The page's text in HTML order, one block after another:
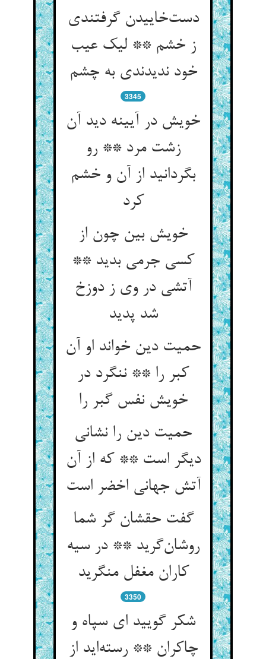
دست‌‌خاییدن گرفتندی
ز خشم ** لیک عیب
خود ندیدندی به چشم‌‌
3345
خویش در آیینه دید آن
زشت مرد ** رو
بگردانید از آن و خشم
کرد
خویش بین چون از
کسی جرمی بدید **
آتشی در وی ز دوزخ
شد پدید
حمیت دین خواند او آن
کبر را ** ننگرد در
خویش نفس گبر را
حمیت دین را نشانی
دیگر است ** که از آن
گفت حقشان گر شما
روشان‌‌گرید ** در سیه
کاران مغفل منگرید
3350
شکر گویید ای سپاه و
چاکران ** رسته‌‌اید از